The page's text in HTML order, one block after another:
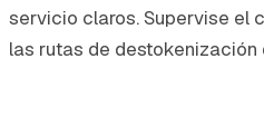
servicio claros. Supervise el
las rutas de destokenización